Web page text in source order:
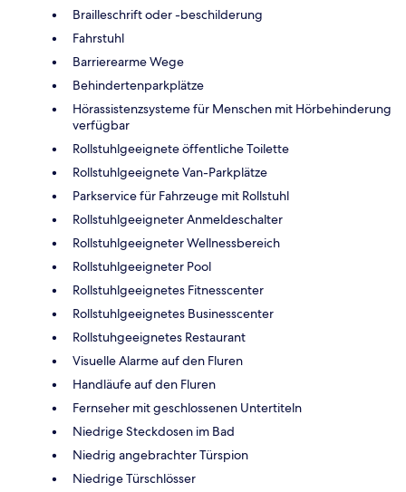
Brailleschrift oder -beschilderung
Fahrstuhl
Barrierearme Wege
Behindertenparkplätze
Hörassistenzsysteme für Menschen mit Hörbehinderung
verfügbar
Rollstuhlgeeignete öffentliche Toilette
Rollstuhlgeeignete Van-Parkplätze
Parkservice für Fahrzeuge mit Rollstuhl
Rollstuhlgeeigneter Anmeldeschalter
Rollstuhlgeeigneter Wellnessbereich
Rollstuhlgeeigneter Pool
Rollstuhlgeeignetes Fitnesscenter
Rollstuhlgeeignetes Businesscenter
Rollstuhgeeignetes Restaurant
Visuelle Alarme auf den Fluren
Handläufe auf den Fluren
Fernseher mit geschlossenen Untertiteln
Niedrige Steckdosen im Bad
Niedrig angebrachter Türspion
Niedrige Türschlösser